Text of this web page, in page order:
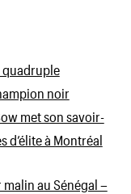
quadruple
noir
met son savoir-
d’élite à Montréal
au Sénégal –